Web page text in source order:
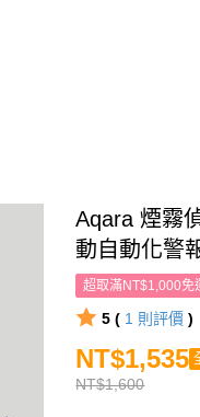
Aqara 煙霧
動自動化警
超取滿NT$1,000免
5 ( 1 則評價 )
NT$1,600
NT$1,535